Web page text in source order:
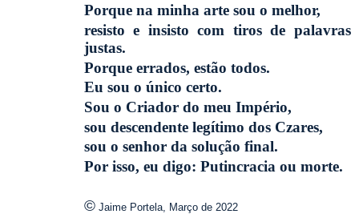
Porque na minha arte sou o melhor,
resisto e insisto com tiros de palavras
justas.
Porque errados, estão todos.
Eu sou o único certo.
Sou o Criador do meu Império,
sou descendente legítimo dos Czares,
sou o senhor da solução final.
Por isso, eu digo: Putincracia ou morte.
©Jaime Portela, Março de 2022